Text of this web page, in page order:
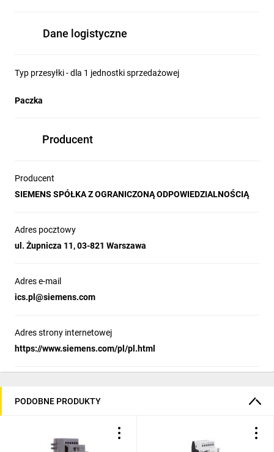
Dane logistyczne
Typ przesyłki - dla 1 jednostki sprzedażowej
Paczka
Producent
Producent
SIEMENS SPÓŁKA Z OGRANICZONĄ ODPOWIEDZIALNOŚCIĄ
Adres pocztowy
ul. Żupnicza 11, 03-821 Warszawa
Adres e-mail
ics.pl@siemens.com
Adres strony internetowej
https://www.siemens.com/pl/pl.html
PODOBNE PRODUKTY